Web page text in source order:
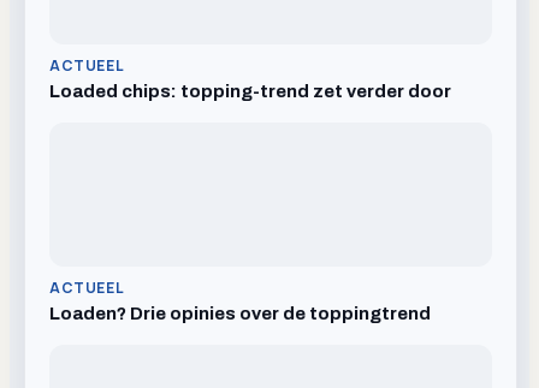
ACTUEEL
Loaded chips: topping-trend zet verder door
ACTUEEL
Loaden? Drie opinies over de toppingtrend